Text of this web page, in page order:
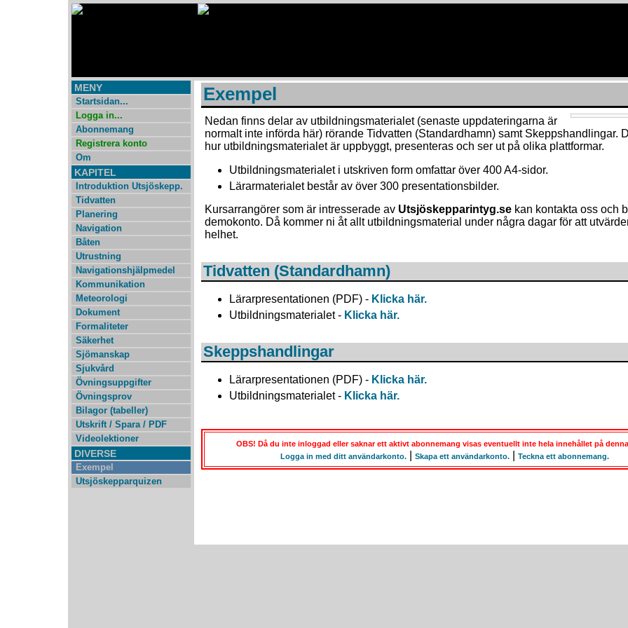
MENY
Startsidan...
Logga in...
Abonnemang
Registrera konto
Om
KAPITEL
Introduktion Utsjöskepp.
Tidvatten
Planering
Navigation
Båten
Utrustning
Navigationshjälpmedel
Kommunikation
Meteorologi
Dokument
Formaliteter
Säkerhet
Sjömanskap
Sjukvård
Övningsuppgifter
Övningsprov
Bilagor (tabeller)
Utskrift / Spara / PDF
Videolektioner
DIVERSE
Exempel
Utsjöskepparquizen
Exempel
Nedan finns delar av utbildningsmaterialet (senaste uppdateringarna är
normalt inte införda här) rörande Tidvatten (Standardhamn) samt Skeppshandlingar.
hur utbildningsmaterialet är uppbyggt, presenteras och ser ut på olika plattformar.
Utbildningsmaterialet i utskriven form omfattar över 400 A4-sidor.
Lärarmaterialet består av över 300 presentationsbilder.
Kursarrangörer som är intresserade av Utsjöskepparintyg.se kan kontakta oss och
demokonto. Då kommer ni åt allt utbildningsmaterial under några dagar för att
helhet.
Tidvatten (Standardhamn)
Lärarpresentationen (PDF) - Klicka här.
Utbildningsmaterialet - Klicka här.
Skeppshandlingar
Lärarpresentationen (PDF) - Klicka här.
Utbildningsmaterialet - Klicka här.
OBS! Då du inte inloggad eller saknar ett aktivt abonnemang visas eventuellt inte hela innehållet på
Logga in med ditt användarkonto.
Skapa ett användarkonto. Teckna ett abonnemang.